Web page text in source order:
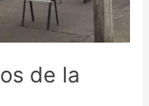
de la